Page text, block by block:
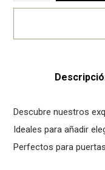
Descubre nuestros
Ideales para añadir
Perfectos para